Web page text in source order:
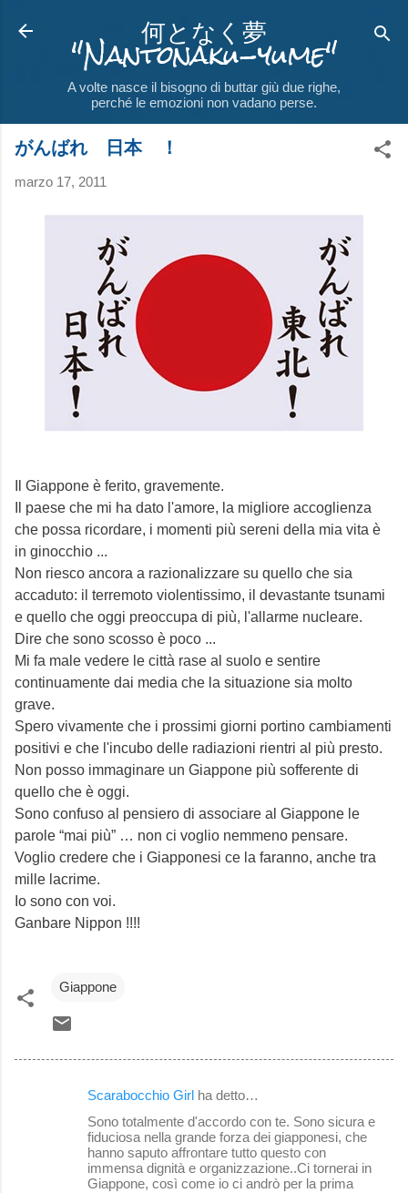
Passa ai contenuti principali
何となく夢
"Nantonaku-yume"
A volte nasce il bisogno di buttar giù due righe,
perché le emozioni non vadano perse.
がんばれ 日本 ！
marzo 17, 2011
Il Giappone è ferito, gravemente.
Il paese che mi ha dato l'amore, la migliore accoglienza
che possa ricordare, i momenti più sereni della mia vita è
in ginocchio ...
Non riesco ancora a razionalizzare su quello che sia
accaduto: il terremoto violentissimo, il devastante tsunami
e quello che oggi preoccupa di più, l'allarme nucleare.
Dire che sono scosso è poco ...
Mi fa male vedere le città rase al suolo e sentire
continuamente dai media che la situazione sia molto
grave.
Spero vivamente che i prossimi giorni portino cambiamenti
positivi e che l'incubo delle radiazioni rientri al più presto.
Non posso immaginare un Giappone più sofferente di
quello che è oggi.
Sono confuso al pensiero di associare al Giappone le
parole “mai più” … non ci voglio nemmeno pensare.
Voglio credere che i Giapponesi ce la faranno, anche tra
mille lacrime.
Io sono con voi.
Ganbare Nippon !!!!
Giappone
Scarabocchio Girl ha detto…
Sono totalmente d'accordo con te. Sono sicura e
fiduciosa nella grande forza dei giapponesi, che
hanno saputo affrontare tutto questo con
immensa dignità e organizzazione..Ci tornerai in
Giappone, così come io ci andrò per la prima